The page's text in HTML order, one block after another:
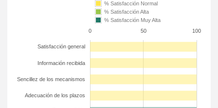
0 50 100
Satisfacción general
Información recibida
Sencillez de los mecanismos
Adecuación de los plazos
% Satisfacción Normal
% Satisfacción Alta
% Satisfacción Muy Alta